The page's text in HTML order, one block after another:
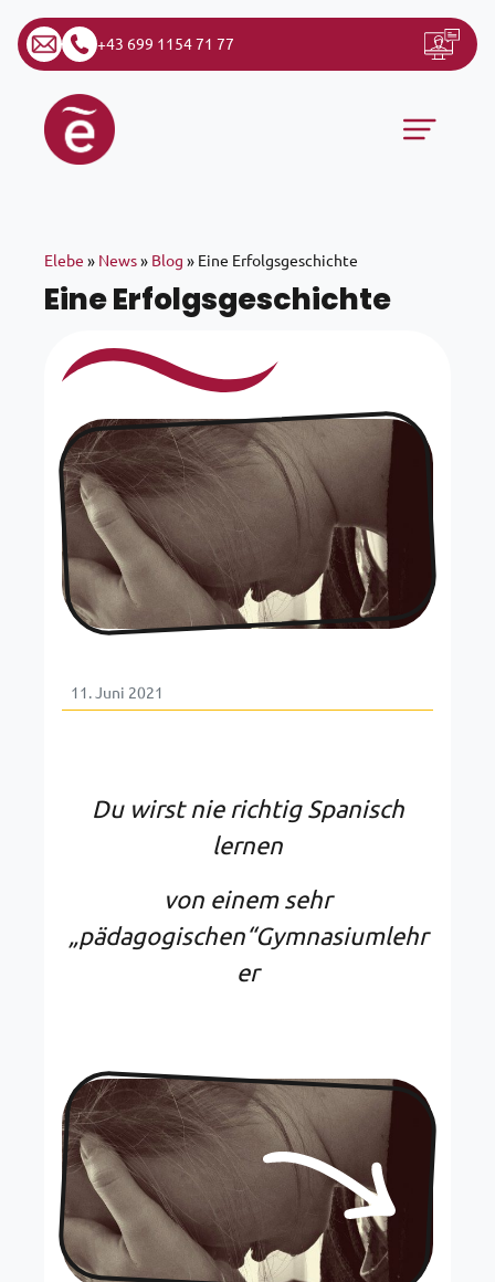
+43 699 1154 71 77
Zum Inhalt springen
Hauptnavigation
Elebe » News» Blog » Eine Erfolgsgeschichte
Eine Erfolgsgeschichte
11. Juni 2021
Du wirst nie richtig Spanisch
lernen
von einem sehr
„pädagogischen“Gymnasiumlehr
er